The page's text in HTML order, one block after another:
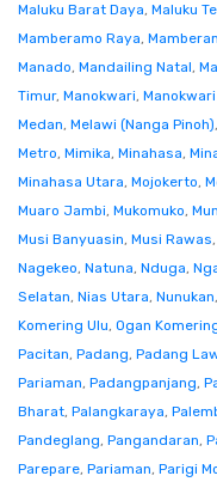
Maluku Barat Daya, Maluku
Mamberamo Raya,
Manado, Mandailing Natal,
Timur, Manokwari,
Medan, Melawi (Nanga Pinoh),
Metro, Mimika, Minahasa,
Minahasa Utara, Mojokerto,
Muaro Jambi, Mukomuko,
Musi Banyuasin, Musi Rawas,
Nagekeo, Natuna, Nduga,
Selatan, Nias Utara, Nunukan,
Komering Ulu, Ogan
Pacitan, Padang, Padang
Pariaman, Padangpanjang,
Bharat, Palangkaraya,
Pandeglang, Pangandaran,
Parepare, Pariaman, Parigi